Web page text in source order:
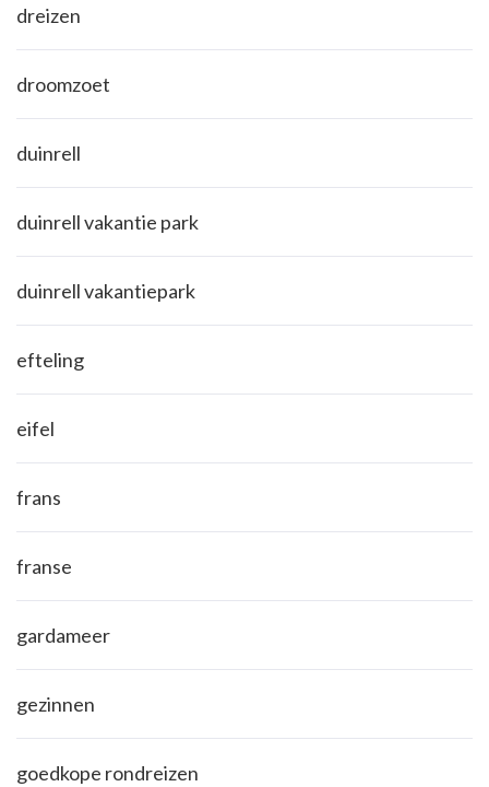
dreizen
droomzoet
duinrell
duinrell vakantie park
duinrell vakantiepark
efteling
eifel
frans
franse
gardameer
gezinnen
goedkope rondreizen